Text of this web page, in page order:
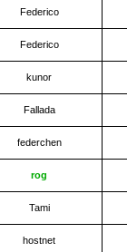
Federico
Federico
kunor
Fallada
federchen
rog
Tami
hostnet